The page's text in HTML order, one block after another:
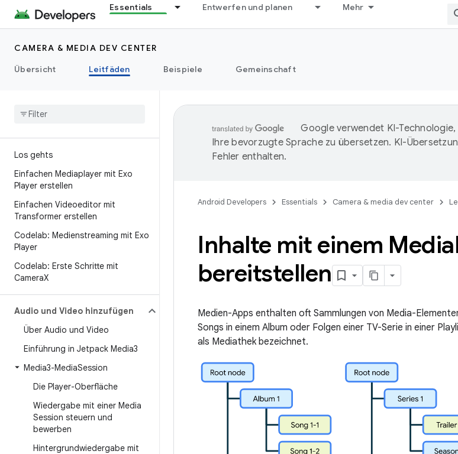
Essentials Entwerfen und planen Mehr
CAMERA & MEDIA DEV CENTER
Übersicht
Leitfäden Beispiele Gemeinschaft
Los gehts
Einfachen Mediaplayer mit Exo
Player erstellen
Einfachen Videoeditor mit
Transformer erstellen
Codelab: Medienstreaming mit Exo
Player
Codelab: Erste Schritte mit
CameraX
Audio und Video hinzufügen
Über Audio und Video
Einführung in Jetpack Media3
Media3-MediaSession
Die Player-Oberfläche
Wiedergabe mit einer Media
Session steuern und
bewerben
Hintergrundwiedergabe mit
Google verwendet KI-Technologie,
Ihre bevorzugte Sprache zu übersetzen. KI-
Fehler enthalten.
Android Developers Essentials Camera & media dev center
Inhalte mit einem Media
bereitstellen
Medien-Apps enthalten oft Sammlungen von Media-
Songs in einem Album oder Folgen einer TV-Serie in einer
als Mediathek bezeichnet.